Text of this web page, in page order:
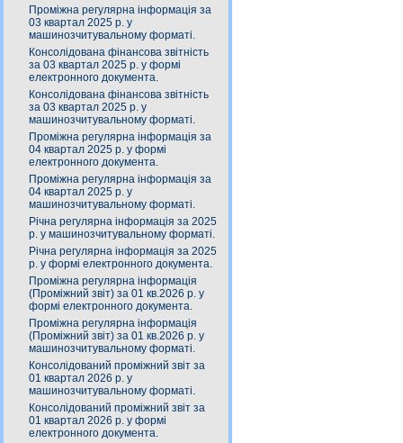
Проміжна регулярна інформація за
03 квартал 2025 р. у
машинозчитувальному форматі.
Консолідована фінансова звітність
за 03 квартал 2025 р. у формі
електронного документа.
Консолідована фінансова звітність
за 03 квартал 2025 р. у
машинозчитувальному форматі.
Проміжна регулярна інформація за
04 квартал 2025 р. у формі
електронного документа.
Проміжна регулярна інформація за
04 квартал 2025 р. у
машинозчитувальному форматі.
Річна регулярна інформація за 2025
р. у машинозчитувальному форматі.
Річна регулярна інформація за 2025
р. у формі електронного документа.
Проміжна регулярна інформація
(Проміжний звіт) за 01 кв.2026 р. у
формі електронного документа.
Проміжна регулярна інформація
(Проміжний звіт) за 01 кв.2026 р. у
машинозчитувальному форматі.
Консолідований проміжний звіт за
01 квартал 2026 р. у
машинозчитувальному форматі.
Консолідований проміжний звіт за
01 квартал 2026 р. у формі
електронного документа.